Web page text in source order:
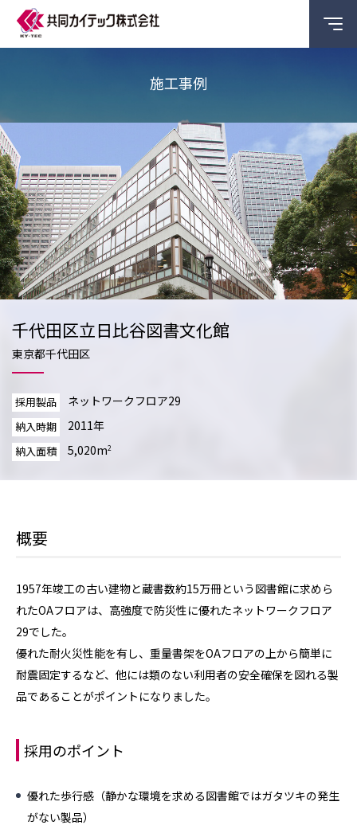
施工事例
千代田区立日比谷図書文化館
東京都千代田区
採用製品 ネットワークフロア29
納入時期 2011年
納入面積 5,020m2
概要
1957年竣工の古い建物と蔵書数約15万冊という図書館に求めら
れたOAフロアは、高強度で防災性に優れたネットワークフロア
29でした。
優れた耐火災性能を有し、重量書架をOAフロアの上から簡単に
耐震固定するなど、他には類のない利用者の安全確保を図れる製
品であることがポイントになりました。
採用のポイント
優れた歩行感（静かな環境を求める図書館ではガタツキの発生
がない製品）